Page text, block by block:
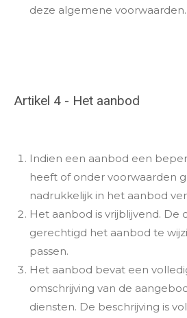
deze algemene voorwaarden.
Artikel 4 - Het aanbod
Indien een aanbod een
heeft of onder voorwaarden
nadrukkelijk in het aanbod
Het aanbod is vrijblijvend. De
gerechtigd het aanbod te
passen.
Het aanbod bevat een
omschrijving van de
diensten. De beschrijving is